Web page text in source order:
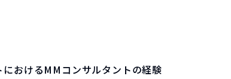
おけるMMコンサルタントの経験